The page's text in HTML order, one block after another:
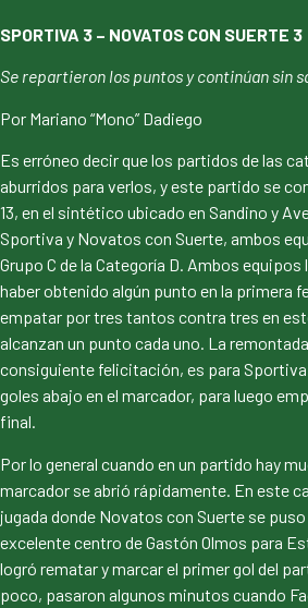
SPORTIVA 3 – NOVATOS CON SUERTE 3
Se repartieron los puntos y continúan sin
Por Mariano “Mono” Dadiego
Es erróneo decir que los partidos de las
aburridos para verlos, y este partido se
13, en el sintético ubicado en Sandino y
Sportiva y Novatos con Suerte, ambos
Grupo C de la Categoría D. Ambos equipos
haber obtenido algún punto en la primera
empatar por tres tantos contra tres en
alcanzan un punto cada uno. La
consiguiente felicitación, es para
goles abajo en el marcador, para luego
final.
Por lo general cuando en un partido hay
marcador se abrió rápidamente. En este
jugada donde Novatos con Suerte se puso
excelente centro de Gastón Olmos para
logró rematar y marcar el primer gol del
poco, pasaron algunos minutos cuando